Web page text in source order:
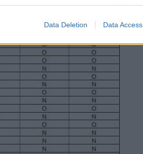
Data Deletion Data Access